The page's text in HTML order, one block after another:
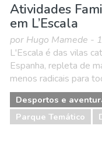
Atividades
em L’Escala
por Hugo Mamede -
L'Escala é das vilas
Espanha, repleta de
menos radicais para
Desportos e
Parque Temático